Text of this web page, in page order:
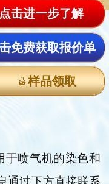
于喷气机的染色和
通过下方直接联系
击进一步了解
免费获取报价单
样品领取